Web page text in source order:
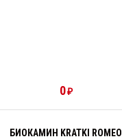
0₽
БИОКАМИН KRATKI ROMEO